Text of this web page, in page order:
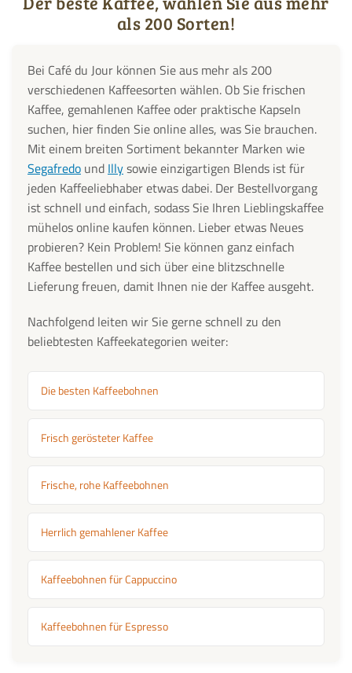
als 200 Sorten!
Bei Café du Jour können Sie aus mehr als 200
verschiedenen Kaffeesorten wählen. Ob Sie frischen
Kaffee, gemahlenen Kaffee oder praktische Kapseln
suchen, hier finden Sie online alles, was Sie brauchen.
Mit einem breiten Sortiment bekannter Marken wie
Segafredo und Illysowie einzigartigen Blends ist für
jeden Kaffeeliebhaber etwas dabei. Der Bestellvorgang
ist schnell und einfach, sodass Sie Ihren Lieblingskaffee
mühelos online kaufen können. Lieber etwas Neues
probieren? Kein Problem! Sie können ganz einfach
Kaffee bestellen und sich über eine blitzschnelle
Lieferung freuen, damit Ihnen nie der Kaffee ausgeht.
Nachfolgend leiten wir Sie gerne schnell zu den
beliebtesten Kaffeekategorien weiter:
Die besten Kaffeebohnen
Frisch gerösteter Kaffee
Frische, rohe Kaffeebohnen
Herrlich gemahlener Kaffee
Kaffeebohnen für Cappuccino
Kaffeebohnen für Espresso